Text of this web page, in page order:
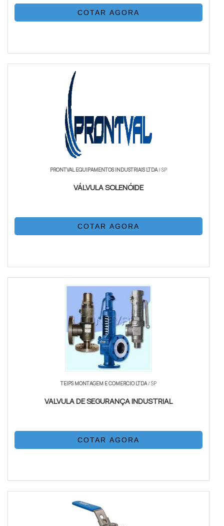
COTAR AGORA
PRONTVAL EQUIPAMENTOS INDUSTRIAIS LTDA/ SP
VÁLVULA SOLENÓIDE
COTAR AGORA
TEIPS MONTAGEM E COMERCIO LTDA/ SP
VALVULA DE SEGURANÇA INDUSTRIAL
COTAR AGORA